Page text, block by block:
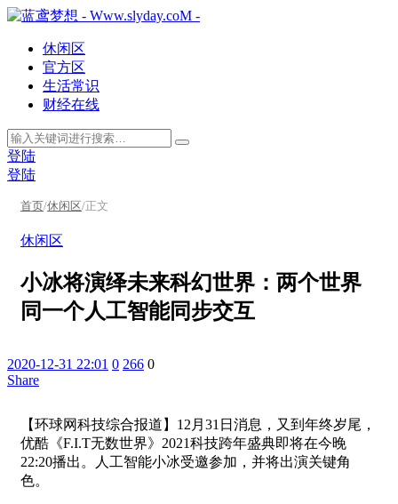
休闲区
官方区
生活常识
财经在线
登陆
登陆
首页/休闲区/正文
休闲区
小冰将演绎未来科幻世界：两个世界
同一个人工智能同步交互
2020-12-31 22:01 0 266 0
Share
【环球网科技综合报道】12月31日消息，又到年终岁尾，
优酷《F.I.T无数世界》2021科技跨年盛典即将在今晚
22:20播出。人工智能小冰受邀参加，并将出演关键角
色。